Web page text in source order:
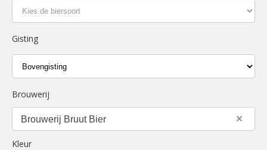
Gisting
Brouwerij
×
Brouwerij Bruut Bier
Kleur